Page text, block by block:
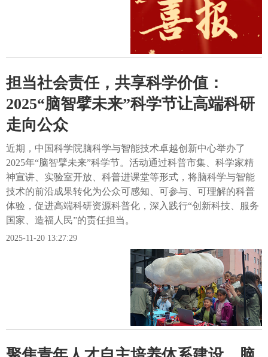
担当社会责任，共享科学价值：
2025“脑智擘未来”科学节让高端科研
走向公众
近期，中国科学院脑科学与智能技术卓越创新中心举办了
2025年“脑智擘未来”科学节。活动通过科普市集、科学家精
神宣讲、实验室开放、科普进课堂等形式，将脑科学与智能
技术的前沿成果转化为公众可感知、可参与、可理解的科普
体验，促进高端科研资源科普化，深入践行“创新科技、服务
国家、造福人民”的责任担当。
2025-11-20 13:27:29